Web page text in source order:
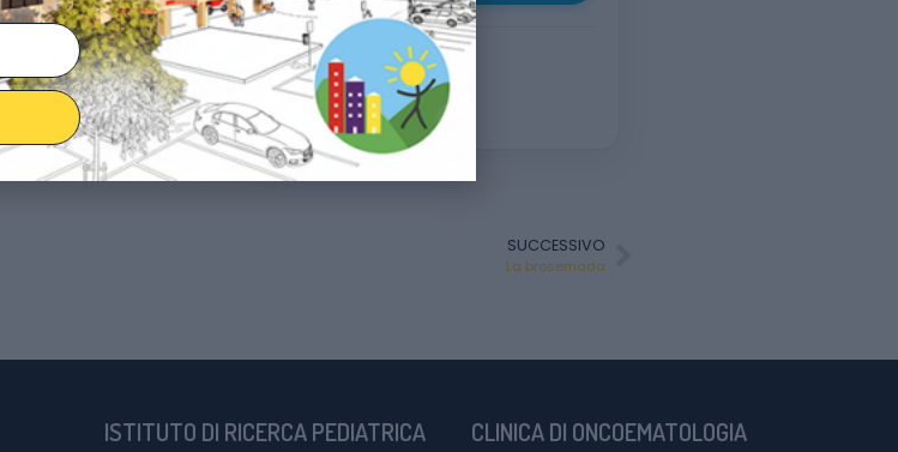
CONDIVIDI
SUCCESSIVO
La brosemada
ISTITUTO DI RICERCA PEDIATRICA CLINICA DI ONCOEMATOLOGIA